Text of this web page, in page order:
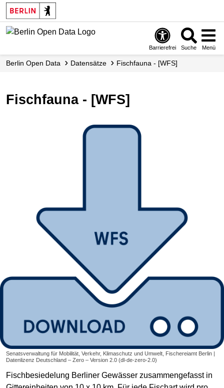
Skip
to
main
Barrierefrei Suche Menü
Berlin Open Data Datensätze Fischfauna - [WFS]
Fischfauna - [WFS]
Senatsverwaltung für Mobilität, Verkehr, Klimaschutz und Umwelt, Fischereiamt Berlin |
Datenlizenz Deutschland – Zero – Version 2.0 (dl-de-zero-2.0)
Fischbesiedelung Berliner Gewässer zusammengefasst in